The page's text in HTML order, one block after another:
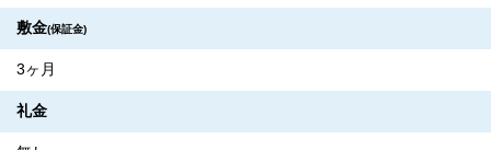
敷金(保証金)
3ヶ月
礼金